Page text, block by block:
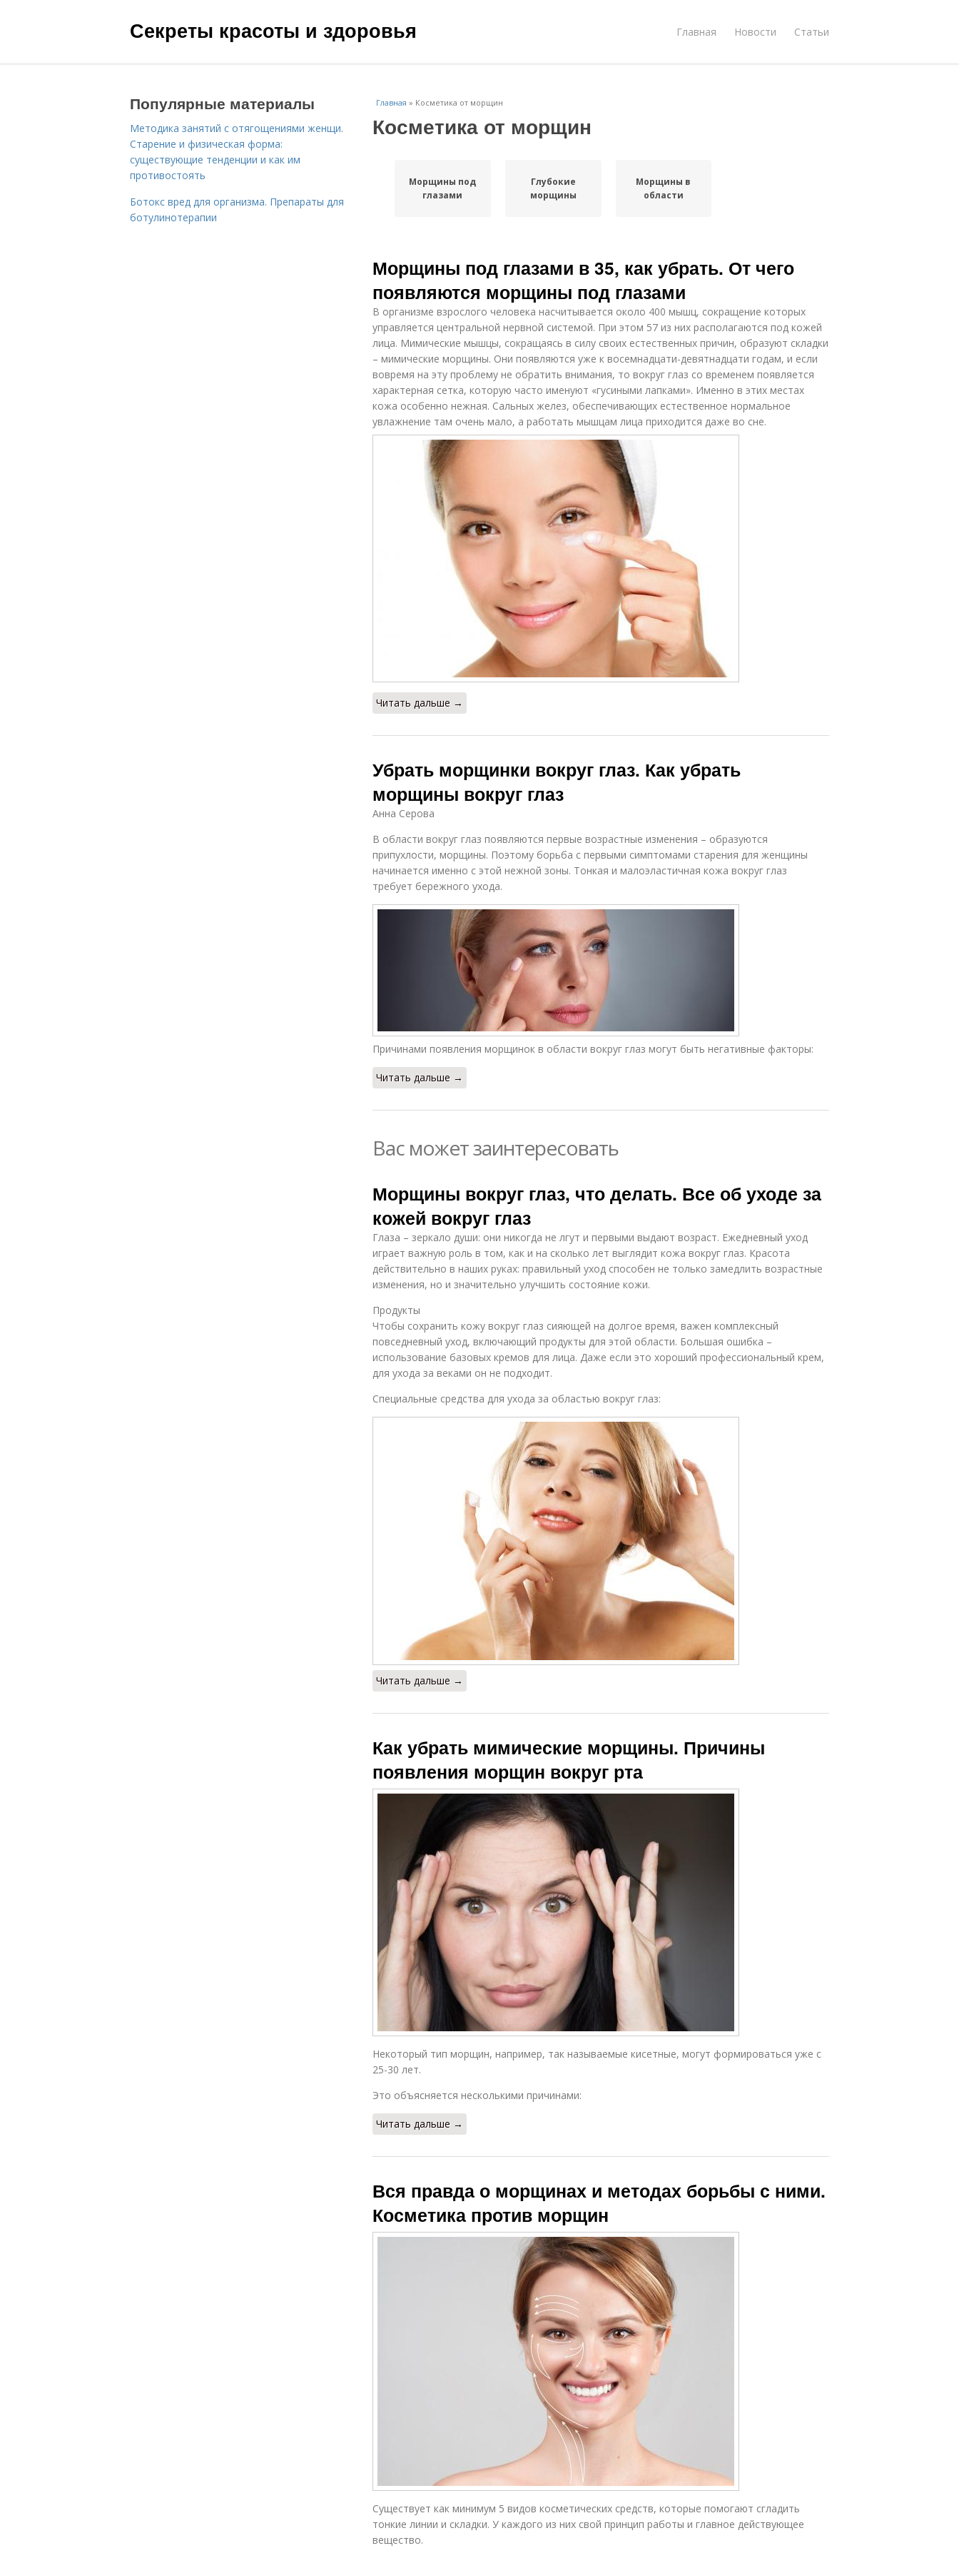
Секреты красоты и здоровья Главная Новости Статьи
Главная » Косметика от морщин
Косметика от морщин
Морщины под
глазами
Глубокие
морщины
Морщины в
области
Морщины под глазами в 35, как убрать. От чего
появляются морщины под глазами
В организме взрослого человека насчитывается около 400 мышц, сокращение которых
управляется центральной нервной системой. При этом 57 из них располагаются под кожей
лица. Мимические мышцы, сокращаясь в силу своих естественных причин, образуют складки
– мимические морщины. Они появляются уже к восемнадцати-девятнадцати годам, и если
вовремя на эту проблему не обратить внимания, то вокруг глаз со временем появляется
характерная сетка, которую часто именуют «гусиными лапками». Именно в этих местах
кожа особенно нежная. Сальных желез, обеспечивающих естественное нормальное
увлажнение там очень мало, а работать мышцам лица приходится даже во сне.
Читать дальше →
Убрать морщинки вокруг глаз. Как убрать
морщины вокруг глаз
Анна Серова
В области вокруг глаз появляются первые возрастные изменения – образуются
припухлости, морщины. Поэтому борьба с первыми симптомами старения для женщины
начинается именно с этой нежной зоны. Тонкая и малоэластичная кожа вокруг глаз
требует бережного ухода.
Причинами появления морщинок в области вокруг глаз могут быть негативные факторы:
Читать дальше →
Вас может заинтересовать
Морщины вокруг глаз, что делать. Все об уходе за
кожей вокруг глаз
Глаза – зеркало души: они никогда не лгут и первыми выдают возраст. Ежедневный уход
играет важную роль в том, как и на сколько лет выглядит кожа вокруг глаз. Красота
действительно в наших руках: правильный уход способен не только замедлить возрастные
изменения, но и значительно улучшить состояние кожи.
Продукты
Чтобы сохранить кожу вокруг глаз сияющей на долгое время, важен комплексный
повседневный уход, включающий продукты для этой области. Большая ошибка –
использование базовых кремов для лица. Даже если это хороший профессиональный крем,
для ухода за веками он не подходит.
Специальные средства для ухода за областью вокруг глаз:
Читать дальше →
Как убрать мимические морщины. Причины
появления морщин вокруг рта
Некоторый тип морщин, например, так называемые кисетные, могут формироваться уже с
25-30 лет.
Это объясняется несколькими причинами:
Читать дальше →
Вся правда о морщинах и методах борьбы с ними.
Косметика против морщин
Существует как минимум 5 видов косметических средств, которые помогают сгладить
тонкие линии и складки. У каждого из них свой принцип работы и главное действующее
вещество.
Популярные материалы
Методика занятий с отягощениями женщи.
Старение и физическая форма:
существующие тенденции и как им
противостоять
Ботокс вред для организма. Препараты для
ботулинотерапии